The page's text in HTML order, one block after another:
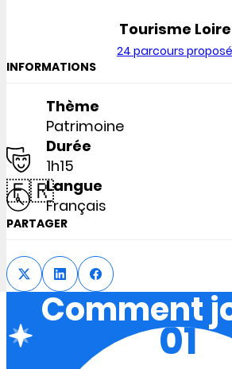
Tourisme
24 parcours
INFORMATIONS
Thème
Patrimoine
Durée
1h15
🇫🇷Langue
Français
PARTAGER
Comment
01